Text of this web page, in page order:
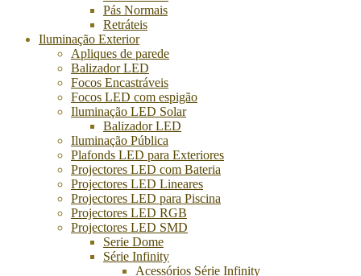
Pás Normais
Retráteis
Iluminação Exterior
Apliques de parede
Balizador LED
Focos Encastráveis
Focos LED com espigão
Iluminação LED Solar
Balizador LED
Iluminação Pública
Plafonds LED para Exteriores
Projectores LED com Bateria
Projectores LED Lineares
Projectores LED para Piscina
Projectores LED RGB
Projectores LED SMD
Serie Dome
Série Infinity
Acessórios Série Infinity